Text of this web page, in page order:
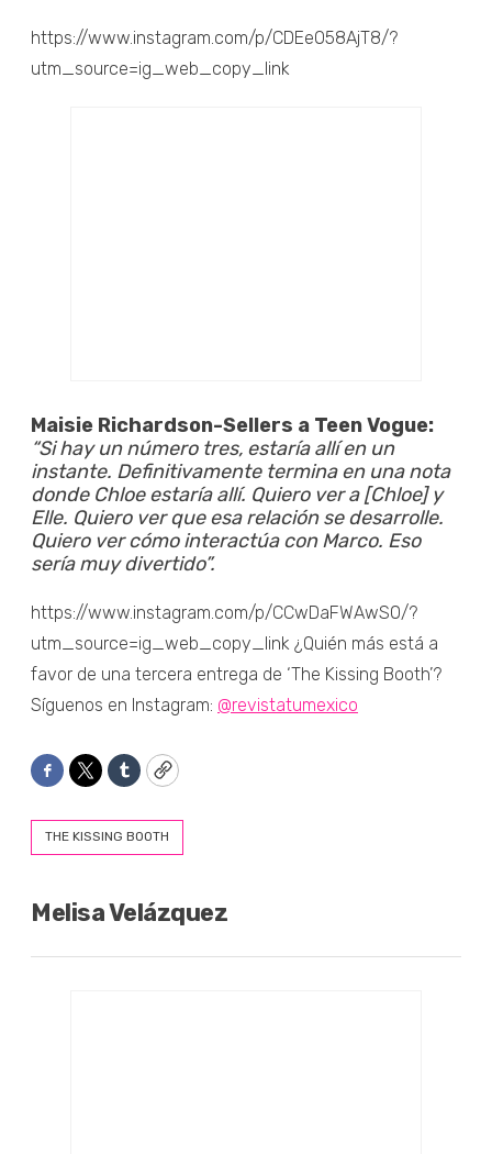
https://www.instagram.com/p/CDEeO58AjT8/?
utm_source=ig_web_copy_link
Maisie Richardson-Sellers a Teen Vogue:
“Si hay un número tres, estaría allí en un
instante. Definitivamente termina en una nota
donde Chloe estaría allí. Quiero ver a [Chloe] y
Elle. Quiero ver que esa relación se desarrolle.
Quiero ver cómo interactúa con Marco. Eso
sería muy divertido”.
https://www.instagram.com/p/CCwDaFWAwS0/?
utm_source=ig_web_copy_link ¿Quién más está a
favor de una tercera entrega de ‘The Kissing Booth’?
Síguenos en Instagram: @revistatumexico
Facebook
TwitterTumblrCopy
THE KISSING BOOTH
Melisa Velázquez